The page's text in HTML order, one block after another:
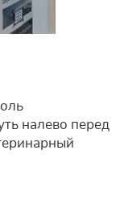
налево перед